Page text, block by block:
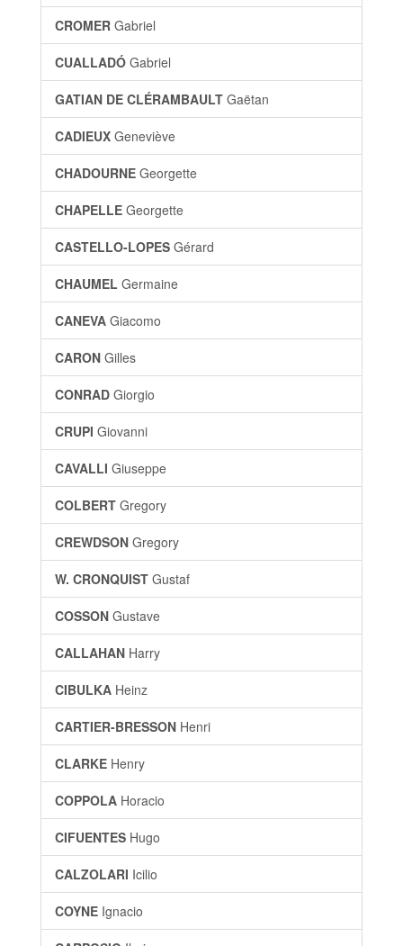
CROMER Gabriel
CUALLADÓ Gabriel
GATIAN DE CLÉRAMBAULT Gaëtan
CADIEUX Geneviève
CHADOURNE Georgette
CHAPELLE Georgette
CASTELLO-LOPES Gérard
CHAUMEL Germaine
CANEVA Giacomo
CARON Gilles
CONRAD Giorgio
CRUPI Giovanni
CAVALLI Giuseppe
COLBERT Gregory
CREWDSON Gregory
W. CRONQUIST Gustaf
COSSON Gustave
CALLAHAN Harry
CIBULKA Heinz
CARTIER-BRESSON Henri
CLARKE Henry
COPPOLA Horacio
CIFUENTES Hugo
CALZOLARI Icilio
COYNE Ignacio